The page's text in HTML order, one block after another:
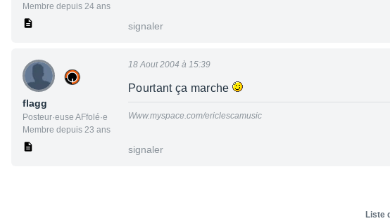
Membre depuis 24 ans
signaler
flagg
Posteur·euse AFfolé·e
Membre depuis 23 ans
18 Aout 2004 à 15:39
Pourtant ça marche
Www.myspace.com/ericlescamusic
signaler
Liste